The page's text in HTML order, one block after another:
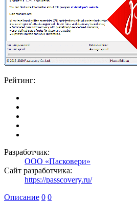
Рейтинг:
Разработчик:
ООО «Пасковери»
Сайт разработчика:
https://passcovery.ru/
Описание 0 0